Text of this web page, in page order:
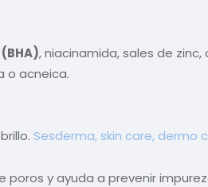
, niacinamida, sales de
o acneica.
Sesderma, skin care, dermo
y ayuda a prevenir